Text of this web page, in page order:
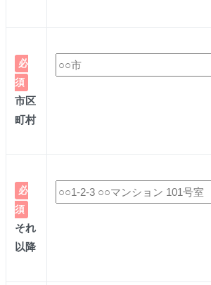
必
須
市区
町村
必
須
それ
以降